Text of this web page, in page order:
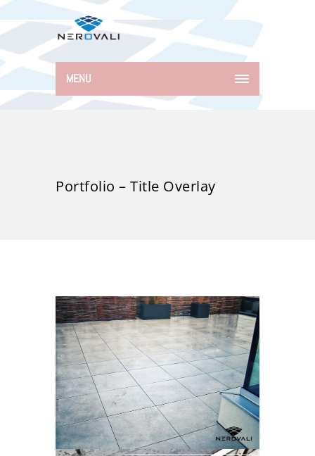
MENU
Portfolio – Title Overlay